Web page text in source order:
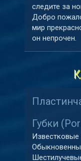
следите за
Добро
мир
он непрочен.
Губки
Известковые